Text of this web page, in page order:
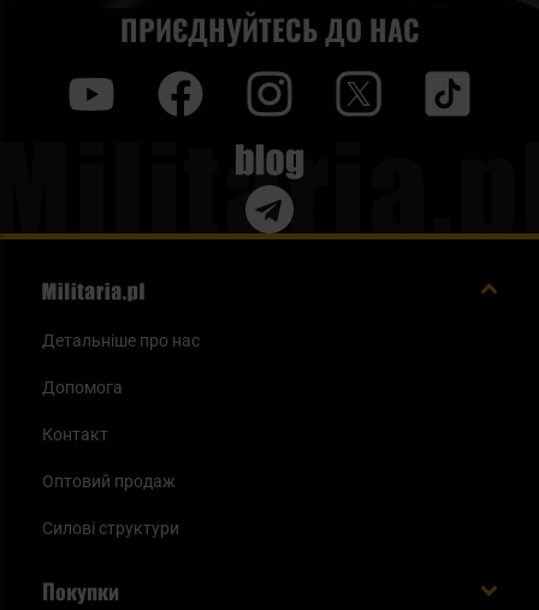
ПРИЄДНУЙТЕСЬ ДО НАС
Blog
Детальніше про нас
Допомога
Контакт
Оптовий продаж
Силові структури
Покупки